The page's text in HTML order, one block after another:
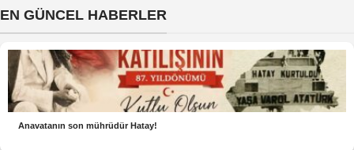
EN GÜNCEL HABERLER
Anavatanın son mührüdür Hatay!